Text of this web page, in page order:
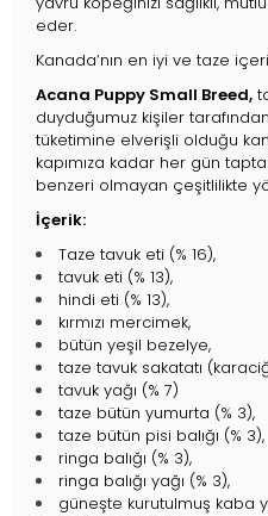
eder.
Kanada’nın en iyi ve taze
Acana Puppy Small Breed,
duyduğumuz kişiler
tüketimine elverişli olduğu
kapımıza kadar her gün
benzeri olmayan çeşitlilikte
İçerik:
Taze tavuk eti (% 16),
tavuk eti (% 13),
hindi eti (% 13),
kırmızı mercimek,
bütün yeşil bezelye,
taze tavuk sakatatı
tavuk yağı (% 7)
taze bütün yumurta (% 3),
taze bütün pisi balığı (% 3),
ringa balığı (% 3),
ringa balığı yağı (% 3),
güneşte kurutulmuş kaba